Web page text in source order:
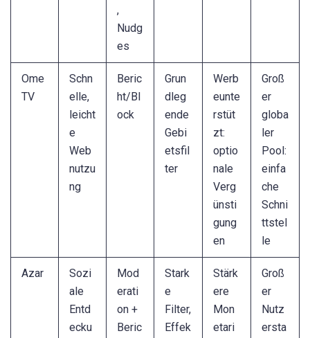
,
Nudg
es
Ome
TV
Schn
elle,
leicht
e
Web
nutzu
ng
Beric
ht/Bl
ock
Grun
dleg
ende
Gebi
etsfil
ter
Werb
eunte
rstüt
zt:
optio
nale
Verg
ünsti
gung
en
Groß
er
globa
ler
Pool:
einfa
che
Schni
ttstel
le
Azar
Sozi
ale
Entd
ecku
Mod
erati
on +
Beric
Stark
e
Filter,
Effek
Stärk
ere
Mon
etari
Groß
er
Nutz
ersta